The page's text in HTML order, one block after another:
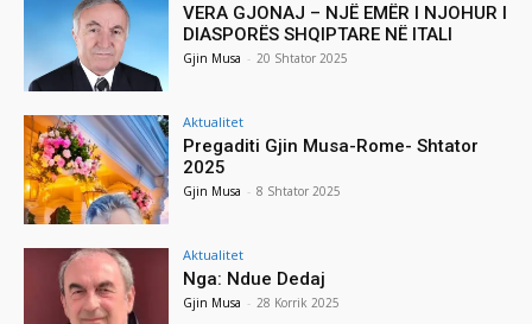
VERA GJONAJ – NJË EMËR I NJOHUR I
DIASPORËS SHQIPTARE NË ITALI
Gjin Musa - 20 Shtator 2025
Aktualitet
Pregaditi Gjin Musa-Rome- Shtator
2025
Gjin Musa - 8 Shtator 2025
Aktualitet
Nga: Ndue Dedaj
Gjin Musa - 28 Korrik 2025